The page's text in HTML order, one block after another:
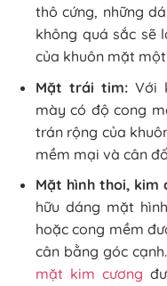
thô cứng, những
không quá sắc sẽ
của khuôn mặt
Mặt trái tim: Với
mày có độ cong
trán rộng của
mềm mại và cân
Mặt hình thoi, kim
hữu dáng mặt
hoặc cong mềm
cân bằng góc
mặt kim cương